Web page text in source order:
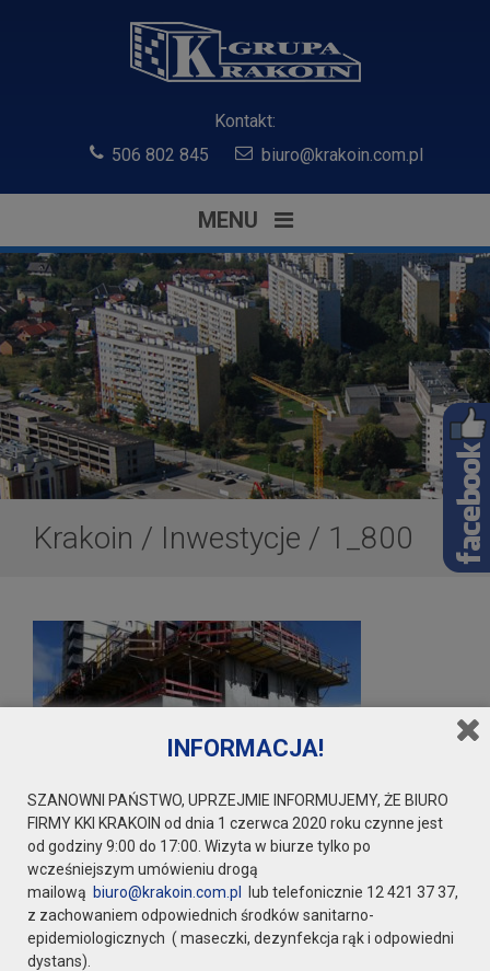
Kontakt:
506 802 845
biuro@krakoin.com.pl
MENU
Krakoin / Inwestycje / 1_800
INFORMACJA!
SZANOWNI PAŃSTWO, UPRZEJMIE INFORMUJEMY, ŻE BIURO
FIRMY KKI KRAKOIN od dnia 1 czerwca 2020 roku czynne jest
od godziny 9:00 do 17:00. Wizyta w biurze tylko po
wcześniejszym umówieniu drogą
mailową biuro@krakoin.com.pl
lub telefonicznie 12 421 37 37,
z zachowaniem odpowiednich środków sanitarno-
epidemiologicznych ( maseczki, dezynfekcja rąk i odpowiedni
dystans).